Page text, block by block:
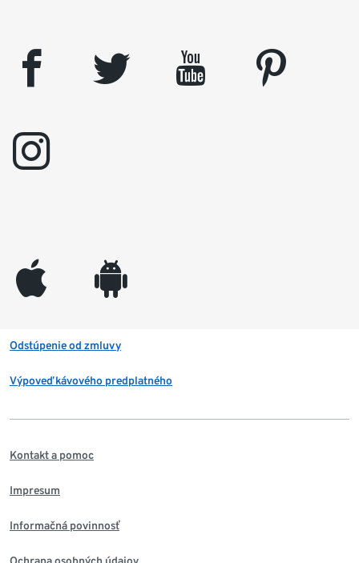
facebook twitter youtube
pinterest
instagram
appleinc android
Odstúpenie od zmluvy
Výpoveď kávového predplatného
Kontakt a pomoc
Impresum
Informačná povinnosť